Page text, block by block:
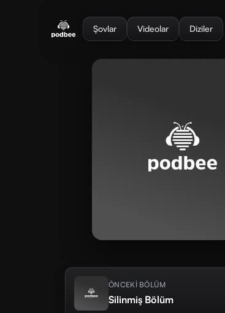
Şovlar Videolar Diziler
ÖNCEKİ BÖLÜM
Silinmiş Bölüm